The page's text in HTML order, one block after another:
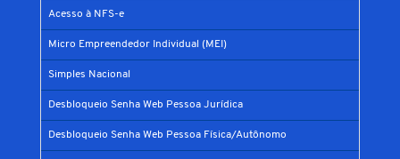
Acesso à NFS-e
Micro Empreendedor Individual (MEI)
Simples Nacional
Desbloqueio Senha Web Pessoa Jurídica
Desbloqueio Senha Web Pessoa Física/Autônomo